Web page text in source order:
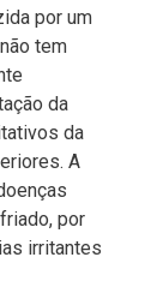
por um
tem
da
da
A
por
irritantes